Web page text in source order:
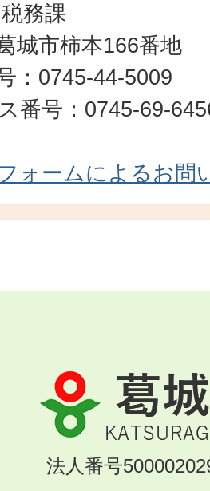
務課
城市柿本166番地
：0745-44-5009
番号：0745-69-
ォームによるお問
葛
城
市
KATSURAGI
法人番号